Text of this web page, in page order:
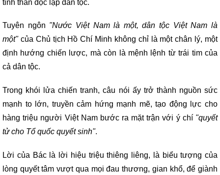
tinh thần độc lập dân tộc.
Tuyên ngôn "Nước Việt Nam là một, dân tộc Việt Nam là
một"của Chủ tịch Hồ Chí Minh không chỉ là một chân lý, một
định hướng chiến lược, mà còn là mệnh lệnh từ trái tim của
cả dân tộc.
Trong khói lửa chiến tranh, câu nói ấy trở thành nguồn sức
mạnh to lớn, truyền cảm hứng mạnh mẽ, tạo động lực cho
hàng triệu người Việt Nam bước ra mặt trận với ý chí "quyết
tử cho Tổ quốc quyết sinh".
Lời của Bác là lời hiệu triệu thiêng liêng, là biểu tượng của
lòng quyết tâm vượt qua mọi đau thương, gian khổ, để giành